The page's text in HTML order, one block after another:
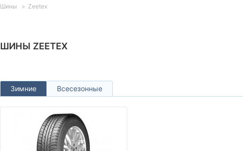
ШИНЫ ZEETEX
Зимние Всесезонные
Шины Zeetex